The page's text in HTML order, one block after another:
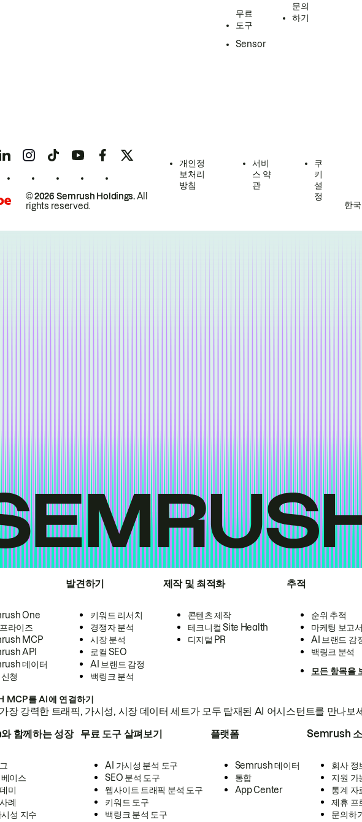
One
라이즈
MCP
API
데이터
청
발견하기
키워드 리서치
경쟁자 분석
시장 분석
로컬 SEO
AI 브랜드 감정
백링크 분석
제작 및 최적화
콘텐츠 제작
테크니컬 Site Health
디지털 PR
추적
순위 추적
마케팅 보고
AI 브랜드 감
백링크 분석
모든 항목을
MCP를 AI에 연결하기
장 강력한 트래픽, 가시성, 시장 데이터 세트가 모두 탑재된 AI 어시스턴트를 만나보
함께하는 성장
이스
미
례
성 지수
무료 도구 살펴보기
AI 가시성 분석 도구
SEO 분석 도구
웹사이트 트래픽 분석 도구
키워드 도구
백링크 분석 도구
플랫폼
Semrush 데이터
통합
App Center
Semrush
회사 정
지원 가
통계 자
제휴 프
문의하
무료
도구
Sensor
문의
하기
© 2026 Semrush Holdings.All
rights reserved.
개인정
보처리
방침
서비
스 약
관
쿠
키
설
정
한